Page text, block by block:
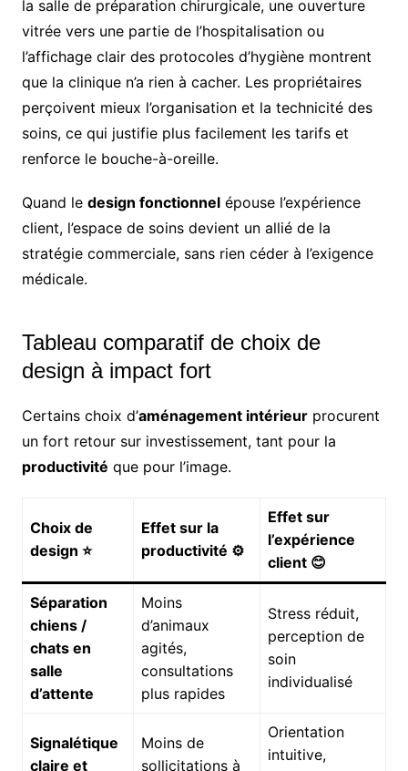
la salle de préparation chirurgicale, une ouverture
vitrée vers une partie de l’hospitalisation ou
l’affichage clair des protocoles d’hygiène montrent
que la clinique n’a rien à cacher. Les propriétaires
perçoivent mieux l’organisation et la technicité des
soins, ce qui justifie plus facilement les tarifs et
renforce le bouche-à-oreille.
Quand le design fonctionnelépouse l’expérience
client, l’espace de soins devient un allié de la
stratégie commerciale, sans rien céder à l’exigence
médicale.
Tableau comparatif de choix de
design à impact fort
Certains choix d’aménagement intérieurprocurent
un fort retour sur investissement, tant pour la
productivité que pour l’image.
Choix de
design ⭐
Effet sur la
productivité ⚙️
Effet sur
l’expérience
client 😊
Séparation
chiens /
chats en
salle
d’attente
Moins
d’animaux
agités,
consultations
plus rapides
Stress réduit,
perception de
soin
individualisé
Signalétique
claire et
Moins de
sollicitations à
Orientation
intuitive,